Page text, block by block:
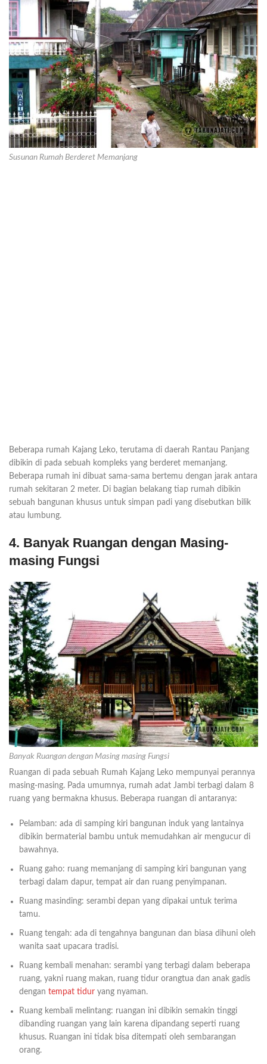
Susunan Rumah Berderet Memanjang
Beberapa rumah Kajang Leko, terutama di daerah Rantau Panjang
dibikin di pada sebuah kompleks yang berderet memanjang.
Beberapa rumah ini dibuat sama-sama bertemu dengan jarak antara
rumah sekitaran 2 meter. Di bagian belakang tiap rumah dibikin
sebuah bangunan khusus untuk simpan padi yang disebutkan bilik
atau lumbung.
4. Banyak Ruangan dengan Masing-
masing Fungsi
Banyak Ruangan dengan Masing masing Fungsi
Ruangan di pada sebuah Rumah Kajang Leko mempunyai perannya
masing-masing. Pada umumnya, rumah adat Jambi terbagi dalam 8
ruang yang bermakna khusus. Beberapa ruangan di antaranya:
Pelamban: ada di samping kiri bangunan induk yang lantainya
dibikin bermaterial bambu untuk memudahkan air mengucur di
bawahnya.
Ruang gaho: ruang memanjang di samping kiri bangunan yang
terbagi dalam dapur, tempat air dan ruang penyimpanan.
Ruang masinding: serambi depan yang dipakai untuk terima
tamu.
Ruang tengah: ada di tengahnya bangunan dan biasa dihuni oleh
wanita saat upacara tradisi.
Ruang kembali menahan: serambi yang terbagi dalam beberapa
ruang, yakni ruang makan, ruang tidur orangtua dan anak gadis
dengan tempat tidur yang nyaman.
Ruang kembali melintang: ruangan ini dibikin semakin tinggi
dibanding ruangan yang lain karena dipandang seperti ruang
khusus. Ruangan ini tidak bisa ditempati oleh sembarangan
orang.